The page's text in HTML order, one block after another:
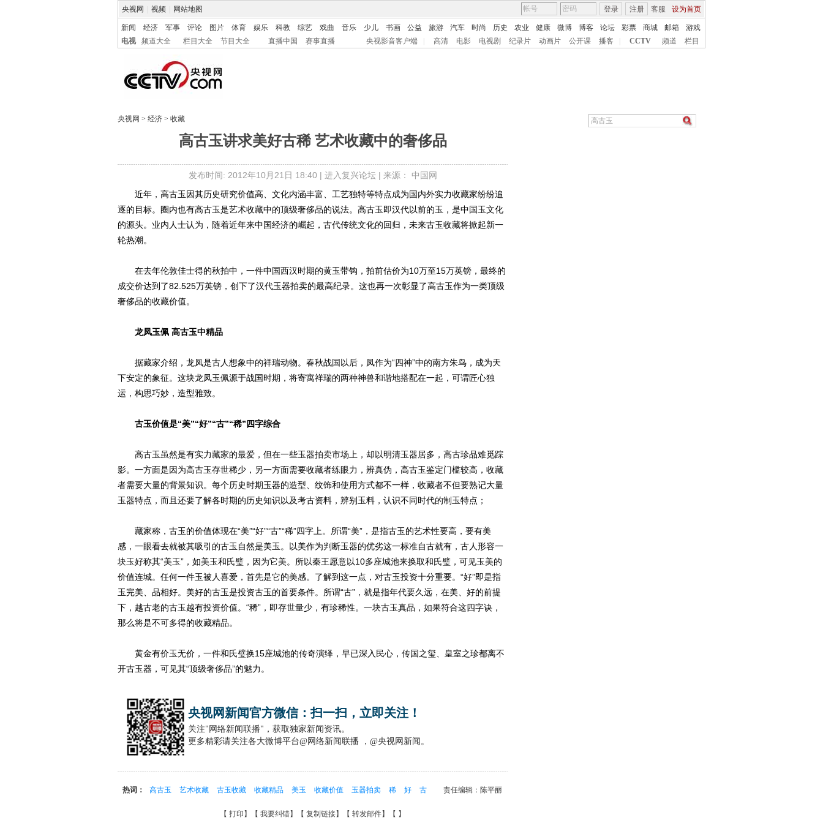
央视网 视频 网站地图 客服 设为首页
登录 注册
新闻 经济 军事 评论 图片 体育 娱乐 科教 综艺 戏曲 音乐 少儿 书画 公益 旅游 汽车 时尚 历史 农业 健康 微博 博客 论坛 彩票 商城 邮箱
游戏
电视
频道大全 栏目大全 节目大全 直播中国 赛事直播 央视影音客户端 高清 电影 电视剧 纪录片 动画片 公开课 播客 CCTV 频道 栏目
央视网 > 经济 > 收藏
高古玉讲求美好古稀 艺术收藏中的奢侈品
发布时间: 2012年10月21日 18:40 | 进入复兴论坛| 来源： 中国网
近年，高古玉因其历史研究价值高、文化内涵丰富、工艺独特等特点成为国内外实力收藏家纷纷追
逐的目标。圈内也有高古玉是艺术收藏中的顶级奢侈品的说法。高古玉即汉代以前的玉，是中国玉文化
的源头。业内人士认为，随着近年来中国经济的崛起，古代传统文化的回归，未来古玉收藏将掀起新一
轮热潮。
在去年伦敦佳士得的秋拍中，一件中国西汉时期的黄玉带钩，拍前估价为10万至15万英镑，最终的
成交价达到了82.525万英镑，创下了汉代玉器拍卖的最高纪录。这也再一次彰显了高古玉作为一类顶级
奢侈品的收藏价值。
龙凤玉佩 高古玉中精品
据藏家介绍，龙凤是古人想象中的祥瑞动物。春秋战国以后，凤作为“四神”中的南方朱鸟，成为天
下安定的象征。这块龙凤玉佩源于战国时期，将寄寓祥瑞的两种神兽和谐地搭配在一起，可谓匠心独
运，构思巧妙，造型雅致。
古玉价值是“美”“好”“古”“稀”四字综合
高古玉虽然是有实力藏家的最爱，但在一些玉器拍卖市场上，却以明清玉器居多，高古珍品难觅踪
影。一方面是因为高古玉存世稀少，另一方面需要收藏者练眼力，辨真伪，高古玉鉴定门槛较高，收藏
者需要大量的背景知识。每个历史时期玉器的造型、纹饰和使用方式都不一样，收藏者不但要熟记大量
玉器特点，而且还要了解各时期的历史知识以及考古资料，辨别玉料，认识不同时代的制玉特点；
藏家称，古玉的价值体现在“美”“好”“古”“稀”四字上。所谓“美”，是指古玉的艺术性要高，要有美
感，一眼看去就被其吸引的古玉自然是美玉。以美作为判断玉器的优劣这一标准自古就有，古人形容一
块玉好称其“美玉”，如美玉和氏璧，因为它美。所以秦王愿意以10多座城池来换取和氏璧，可见玉美的
价值连城。任何一件玉被人喜爱，首先是它的美感。了解到这一点，对古玉投资十分重要。“好”即是指
玉完美、品相好。美好的古玉是投资古玉的首要条件。所谓“古”，就是指年代要久远，在美、好的前提
下，越古老的古玉越有投资价值。“稀”，即存世量少，有珍稀性。一块古玉真品，如果符合这四字诀，
那么将是不可多得的收藏精品。
黄金有价玉无价，一件和氏璧换15座城池的传奇演绎，早已深入民心，传国之玺、皇室之珍都离不
开古玉器，可见其“顶级奢侈品”的魅力。
央视网新闻官方微信：扫一扫，立即关注！
关注"网络新闻联播"，获取独家新闻资讯。
更多精彩请关注各大微博平台@网络新闻联播 ，@央视网新闻。
责任编辑：陈平丽
热词： 高古玉 艺术收藏 古玉收藏 收藏精品 美玉 收藏价值 玉器拍卖 稀 好 古
【 打印 】【 我要纠错】【 复制链接】【 转发邮件】【 】